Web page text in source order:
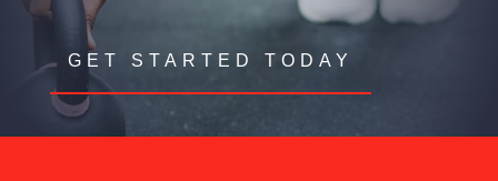
GET STARTED TODAY